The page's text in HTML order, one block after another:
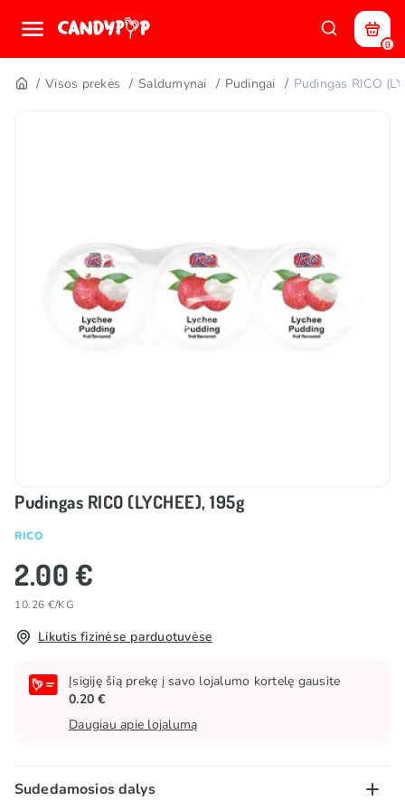
0
Visos prekės Saldumynai Pudingai Pudingas RICO
Pudingas RICO (LYCHEE), 195g
RICO
2.00 €
10.26 €/KG
Likutis fizinėse parduotuvėse
Įsigiję šią prekę į savo lojalumo kortelę gausite
0.20 €
Daugiau apie lojalumą
Sudedamosios dalys